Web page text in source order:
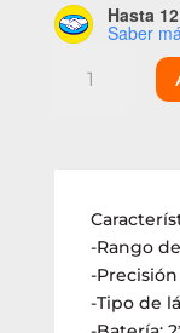
Hasta
Saber
0.05-
100m
(WDL1520)
cantidad
-Rango
-
-Tipo de